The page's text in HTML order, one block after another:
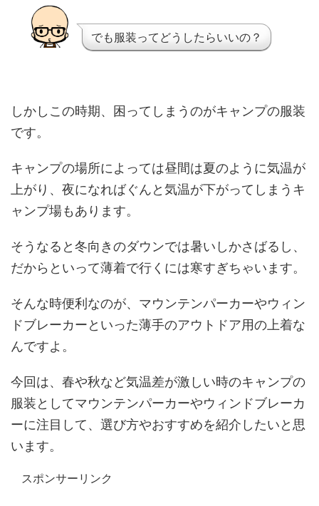
でも服装ってどうしたらいいの？
しかしこの時期、困ってしまうのがキャンプの服装
です。
キャンプの場所によっては昼間は夏のように気温が
上がり、夜になればぐんと気温が下がってしまうキ
ャンプ場もあります。
そうなると冬向きのダウンでは暑いしかさばるし、
だからといって薄着で行くには寒すぎちゃいます。
そんな時便利なのが、マウンテンパーカーやウィン
ドブレーカーといった薄手のアウトドア用の上着な
んですよ。
今回は、春や秋など気温差が激しい時のキャンプの
服装としてマウンテンパーカーやウィンドブレーカ
ーに注目して、選び方やおすすめを紹介したいと思
います。
スポンサーリンク